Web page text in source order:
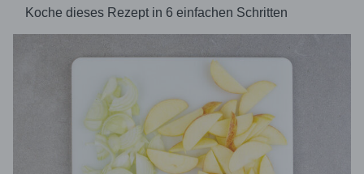
Koche dieses Rezept in 6 einfachen Schritten